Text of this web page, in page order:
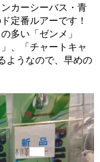
カーシーバス・青
定番ルアーです！
多い「ゼンメ」
、「チャートキャ
ようなので、早めの